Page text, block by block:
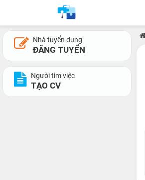
Nhà tuyển dụng
ĐĂNG TUYỂN
Người tìm việc
TẠO CV